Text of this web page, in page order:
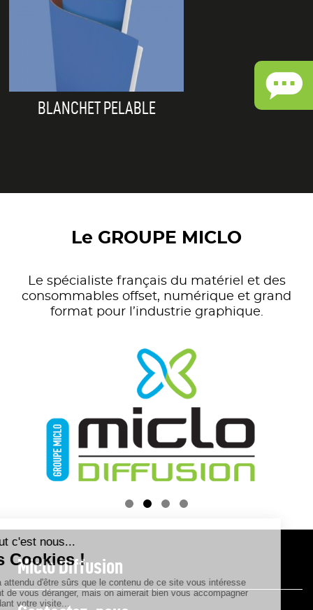
BLANCHET PELABLE
Le GROUPE MICLO
Le spécialiste français du matériel et des
consommables offset, numérique et grand
format pour l’industrie graphique.
Miclo Diffusion